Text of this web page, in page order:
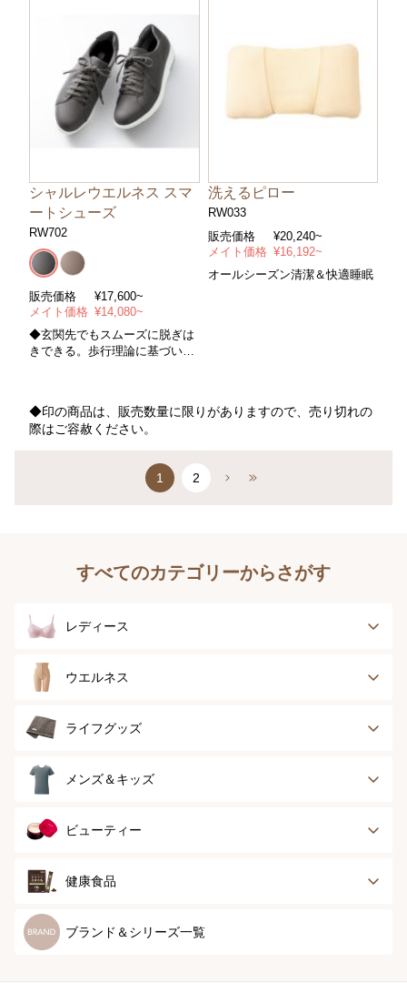
シャルレウエルネス スマ
ートシューズ
RW702
販売価格
¥17,600~
メイト価格 ¥14,080~
◆玄関先でもスムーズに脱ぎは
きできる。歩行理論に基づいた
洗えるピロー
RW033
販売価格
¥20,240~
メイト価格 ¥16,192~
オールシーズン清潔＆快適睡眠
◆印の商品は、販売数量に限りがありますので、売り切れの
際はご容赦ください。
1 2
すべてのカテゴリーからさがす
レディース
ブラジャー
ボディースーツ
ランジェリー
イツ
ウエルネス
健康サポート
スポーツ
ライフグッズ
アウター
グッズ
メンズ＆キッズ
メンズトップ
メンズソックス
ビューティー
スキンケア
スペシャルケア
健康食品
健康食品
ブランド＆シリーズ一覧